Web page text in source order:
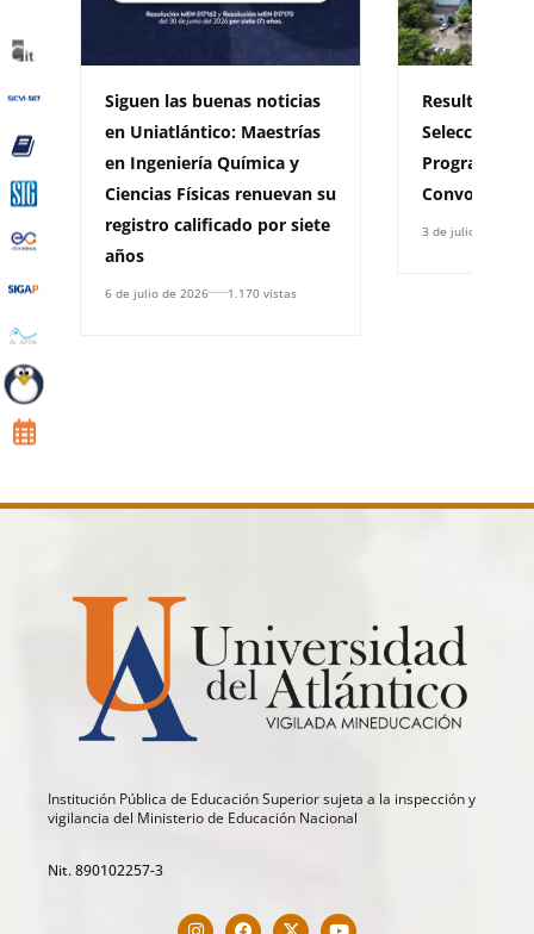
Siguen las buenas noticias
en Uniatlántico: Maestrías
en Ingeniería Química y
Ciencias Físicas renuevan su
registro calificado por siete
años
6 de julio de 2026 1.170 vistas
Resultados
Selección y
Programas
Convocatoria
3 de julio de 2026
Institución Pública de Educación Superior sujeta a la inspección y
vigilancia del Ministerio de Educación Nacional
Nit. 890102257-3